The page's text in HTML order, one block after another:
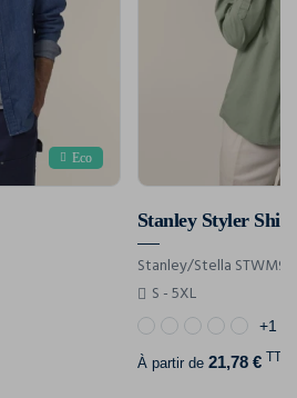
Eco
Stanley Styler Shirt
Stanley/Stella
S - 5XL
+1
À partir de 21,78 € TTC